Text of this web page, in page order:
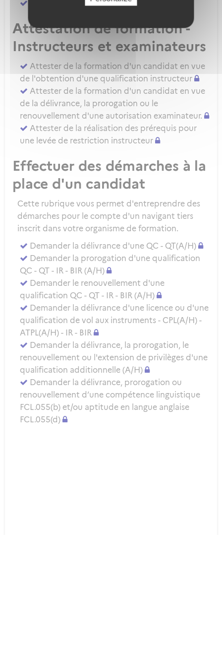
Attester d'une évaluation de niveau IRSE
Attestation de formation -
Instructeurs et examinateurs
Attester de la formation d'un candidat en vue
de l'obtention d'une qualification instructeur
Attester de la formation d'un candidat en vue
de la délivrance, la prorogation ou le
renouvellement d'une autorisation examinateur.
Attester de la réalisation des prérequis pour
une levée de restriction instructeur
Effectuer des démarches à la
place d'un candidat
Cette rubrique vous permet d'entreprendre des
démarches pour le compte d'un navigant tiers
inscrit dans votre organisme de formation.
Demander la délivrance d'une QC - QT(A/H)
Demander la prorogation d'une qualification
QC - QT - IR - BIR (A/H)
Demander le renouvellement d'une
qualification QC - QT - IR - BIR (A/H)
Demander la délivrance d'une licence ou d'une
qualification de vol aux instruments - CPL(A/H) -
ATPL(A/H) - IR - BIR
Demander la délivrance, la prorogation, le
renouvellement ou l'extension de privilèges d'une
qualification additionnelle (A/H)
Demander la délivrance, prorogation ou
renouvellement d’une compétence linguistique
FCL.055(b) et/ou aptitude en langue anglaise
FCL.055(d)